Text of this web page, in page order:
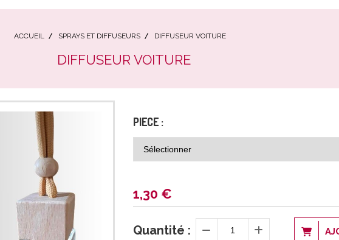
ACCUEIL SPRAYS ET DIFFUSEURS DIFFUSEUR VOITURE
DIFFUSEUR VOITURE
PIECE :
1,30 €
Quantité :